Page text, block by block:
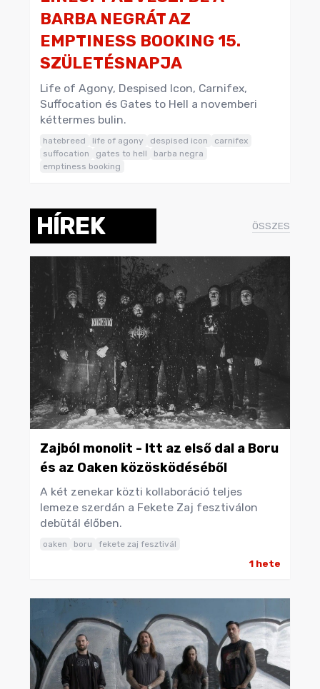
BARBA NEGRÁT AZ
EMPTINESS BOOKING 15.
SZÜLETÉSNAPJA
Life of Agony, Despised Icon, Carnifex,
Suffocation és Gates to Hell a novemberi
kéttermes bulin.
hatebreed life of agony despised icon
carnifex
suffocation
gates to hell
barba negra
emptiness booking
HÍREK ÖSSZES
Zajból monolit - Itt az első dal a Boru
és az Oaken közösködéséből
A két zenekar közti kollaboráció teljes
lemeze szerdán a Fekete Zaj fesztiválon
debütál élőben.
oaken boru fekete zaj fesztivál
1 hete